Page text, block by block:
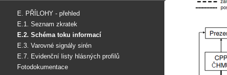
E. PŘÍLOHY - přehled
E.1. Seznam zkratek
E.2. Schéma toku informací
E.3. Varovné signály sirén
E.7. Evidenční listy hlásných profilů
Fotodokumentace